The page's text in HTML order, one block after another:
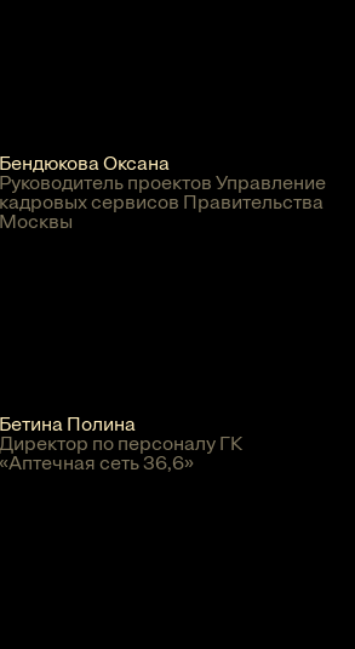
Бендюкова Оксана
Руководитель проектов Управление
кадровых сервисов Правительства
Москвы
Бетина Полина
Директор по персоналу ГК
«Аптечная сеть 36,6»